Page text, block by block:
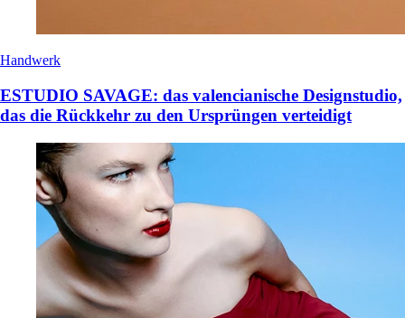
Handwerk
ESTUDIO SAVAGE: das valencianische Designstudio,
das die Rückkehr zu den Ursprüngen verteidigt